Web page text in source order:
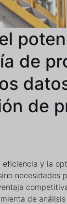
de
de
eficiencia y la
necesidades
de